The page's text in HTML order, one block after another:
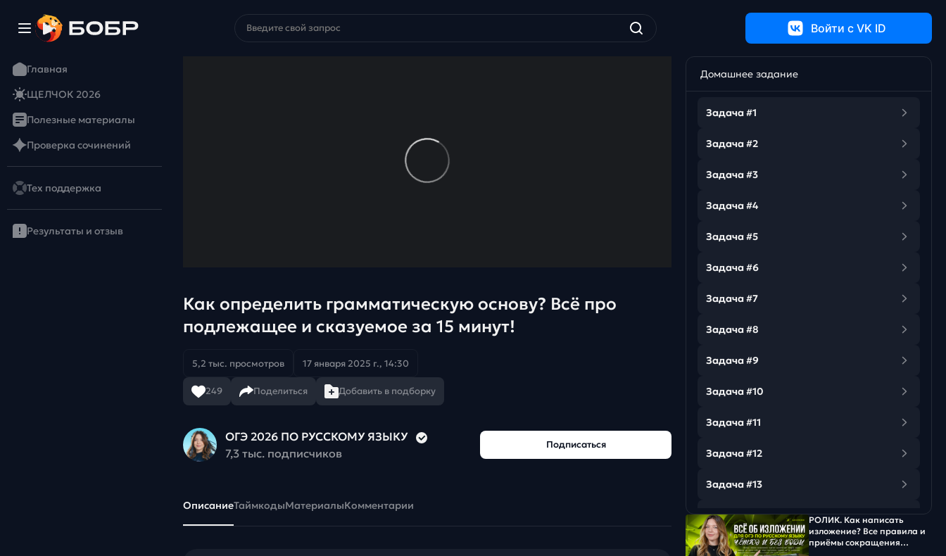
Войти c VK ID
Главная
ЩЕЛЧОК 2026
Полезные материалы
Проверка сочинений
Тех поддержка
Результаты и отзыв
Как определить грамматическую основу? Всё про
подлежащее и сказуемое за 15 минут!
5,2 тыс. просмотров 17 января 2025 г., 14:30
249 Поделиться Добавить в подборку
ОГЭ 2026 ПО РУССКОМУ ЯЗЫКУ
7,3 тыс. подписчиков
Подписаться
ОписаниеТаймкодыМатериалыКомментарии
Домашнее задание
Задача #1
Задача #2
Задача #3
Задача #4
Задача #5
Задача #6
Задача #7
Задача #8
Задача #9
Задача #10
Задача #11
Задача #12
Задача #13
Задача #14
Задача #15
РОЛИК. Как написать
изложение? Все правила и
приёмы сокращения